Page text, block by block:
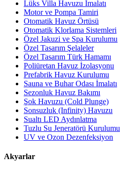
Lüks Villa Havuzu İmalatı
Motor ve Pompa Tamiri
Otomatik Havuz Örtüsü
Otomatik Klorlama Sistemleri
Özel Jakuzi ve Spa Kurulumu
Özel Tasarım Şelaleler
Özel Tasarım Türk Hamamı
Poliüretan Havuz İzolasyonu
Prefabrik Havuz Kurulumu
Sauna ve Buhar Odası İmalatı
Sezonluk Havuz Bakımı
Şok Havuzu (Cold Plunge)
Sonsuzluk (Infinity) Havuzu
Sualtı LED Aydınlatma
Tuzlu Su Jeneratörü Kurulumu
UV ve Ozon Dezenfeksiyon
Akyarlar